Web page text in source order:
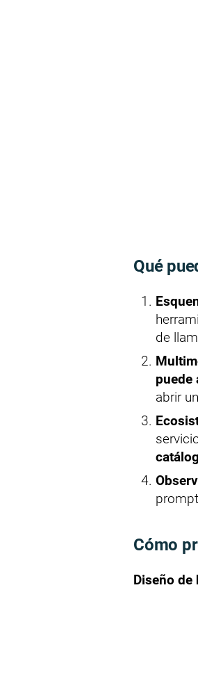
Qué
de
puede
abrir
Cómo
Diseño de